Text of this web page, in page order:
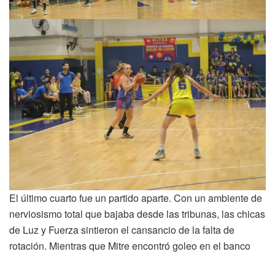
El último cuarto fue un partido aparte. Con un ambiente de
nerviosismo total que bajaba desde las tribunas, las chicas
de Luz y Fuerza sintieron el cansancio de la falta de
rotación. Mientras que Mitre encontró goleo en el banco